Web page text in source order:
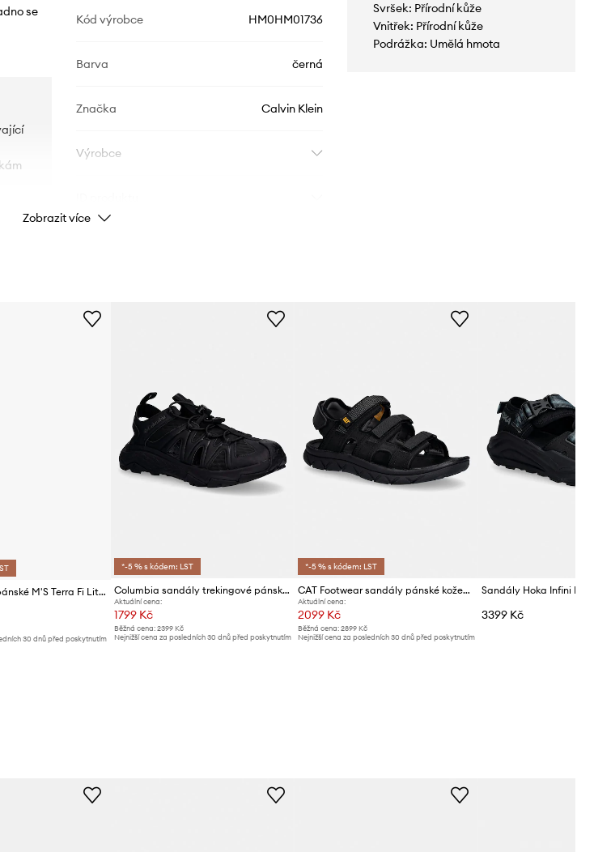
se
Kód výrobce HM0HM01736
Barva černá
Značka Calvin Klein
Výrobce
Svršek: Přírodní kůže
Vnitřek: Přírodní kůže
Podrážka: Umělá hmota
Zobrazit více
Teva sandály pánské M'S Terra Fi Lite
30 dnů před poskytnutím
*-5 % s kódem: LST
Columbia sandály trekingové pánské PEAKFREAK RUSH
Aktuální cena:
1799 Kč
Běžná cena: 2399 Kč
Nejnižší cena za posledních 30 dnů před poskytnutím
*-5 % s kódem: LST
CAT Footwear sandály pánské kožené CADENT
Aktuální cena:
2099 Kč
Běžná cena:2899 Kč
Nejnižší cena za posledních 30 dnů před poskytnutím
Sandály Hoka Infini Hike TC
3399 Kč